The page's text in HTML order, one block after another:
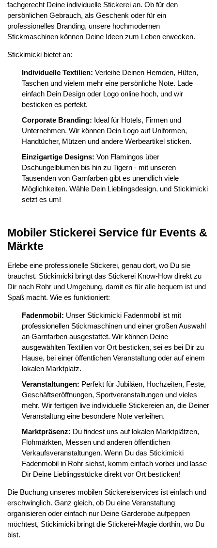
fachgerecht Deine individuelle Stickerei an. Ob für den
persönlichen Gebrauch, als Geschenk oder für ein
professionelles Branding, unsere hochmodernen
Stickmaschinen können Deine Ideen zum Leben erwecken.
Stickimicki bietet an:
Individuelle Textilien: Verleihe Deinen Hemden, Hüten,
Taschen und vielem mehr eine persönliche Note. Lade
einfach Dein Design oder Logo online hoch, und wir
besticken es perfekt.
Corporate Branding: Ideal für Hotels, Firmen und
Unternehmen. Wir können Dein Logo auf Uniformen,
Handtücher, Mützen und andere Werbeartikel sticken.
Einzigartige Designs: Von Flamingos über
Dschungelblumen bis hin zu Tigern - mit unseren
Tausenden von Garnfarben gibt es unendlich viele
Möglichkeiten. Wähle Dein Lieblingsdesign, und Stickimicki
setzt es um!
Mobiler Stickerei Service für Events &
Märkte
Erlebe eine professionelle Stickerei, genau dort, wo Du sie
brauchst. Stickimicki bringt das Stickerei Know-How direkt zu
Dir nach Rohr und Umgebung, damit es für alle bequem ist und
Spaß macht. Wie es funktioniert:
Fadenmobil: Unser Stickimicki Fadenmobil ist mit
professionellen Stickmaschinen und einer großen Auswahl
an Garnfarben ausgestattet. Wir können Deine
ausgewählten Textilien vor Ort besticken, sei es bei Dir zu
Hause, bei einer öffentlichen Veranstaltung oder auf einem
lokalen Marktplatz.
Veranstaltungen: Perfekt für Jubiläen, Hochzeiten, Feste,
Geschäftseröffnungen, Sportveranstaltungen und vieles
mehr. Wir fertigen live individuelle Stickereien an, die Deiner
Veranstaltung eine besondere Note verleihen.
Marktpräsenz: Du findest uns auf lokalen Marktplätzen,
Flohmärkten, Messen und anderen öffentlichen
Verkaufsveranstaltungen. Wenn Du das Stickimicki
Fadenmobil in Rohr siehst, komm einfach vorbei und lasse
Dir Deine Lieblingsstücke direkt vor Ort besticken!
Die Buchung unseres mobilen Stickereiservices ist einfach und
erschwinglich. Ganz gleich, ob Du eine Veranstaltung
organisieren oder einfach nur Deine Garderobe aufpeppen
möchtest, Stickimicki bringt die Stickerei-Magie dorthin, wo Du
bist.